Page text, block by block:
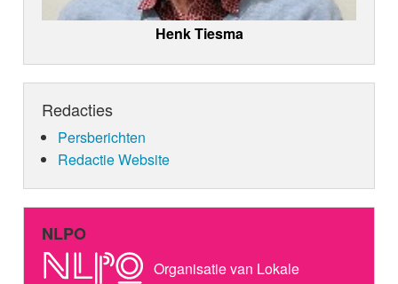
Henk Tiesma
Redacties
Persberichten
Redactie Website
NLPO
Organisatie van Lokale